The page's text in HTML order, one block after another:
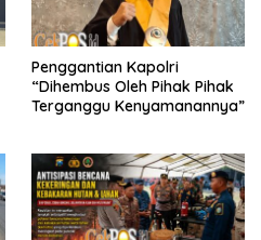
Penggantian Kapolri
“Dihembus Oleh Pihak Pihak
Terganggu Kenyamanannya”